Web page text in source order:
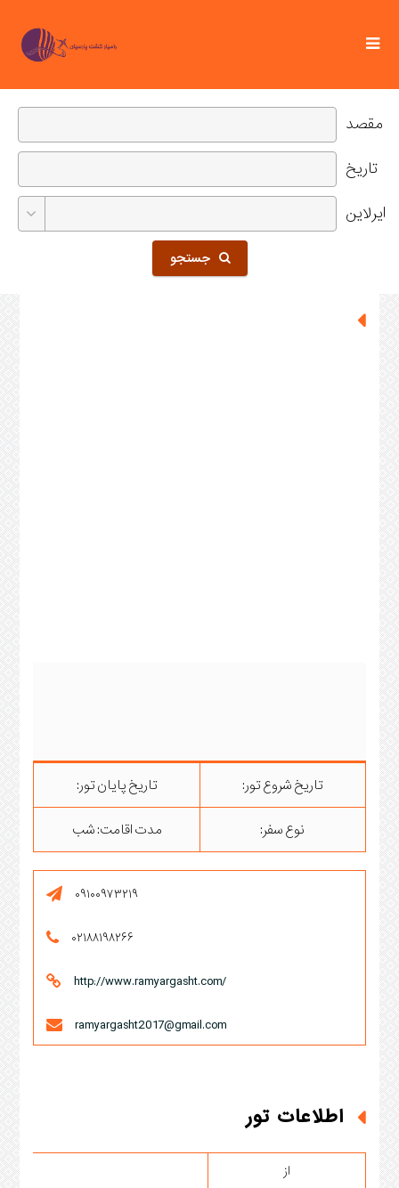
مقصد
تاریخ
ایرلاین
جستجو
تاریخ شروع تور:
نوع سفر:
تاریخ پایان تور:
مدت اقامت: شب
۰۹۱۰۰۹۷۳۲۱۹
۰۲۱۸۸۱۹۸۲۶۶
http://www.ramyargasht.com/
ramyargasht2017@gmail.com
اطلاعات تور
از